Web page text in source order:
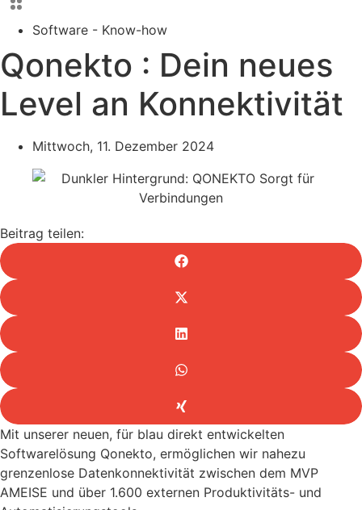
Software - Know-how
Qonekto : Dein neues
Level an Konnektivität
Mittwoch, 11. Dezember 2024
Beitrag teilen:
Mit unserer neuen, für blau direkt entwickelten
Softwarelösung Qonekto, ermöglichen wir nahezu
grenzenlose Datenkonnektivität zwischen dem MVP
AMEISE und über 1.600 externen Produktivitäts- und